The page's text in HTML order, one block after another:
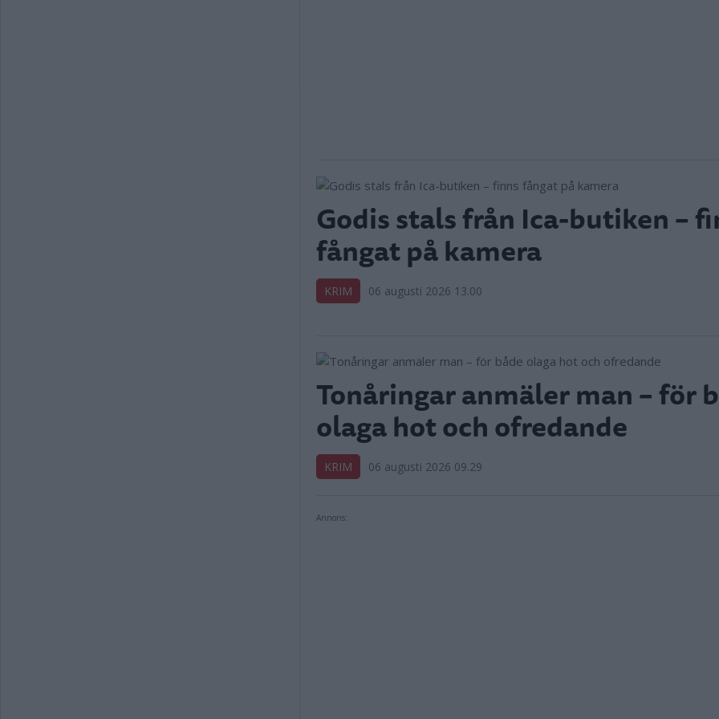
Godis stals från Ica-butiken –
fångat på kamera
KRIM 06 augusti 2026 13.00
Tonåringar anmäler man – för
olaga hot och ofredande
KRIM 06 augusti 2026 09.29
Annons: